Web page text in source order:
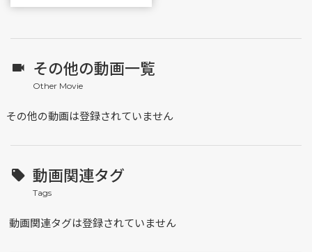
その他の動画一覧
その他の動画は登録されていません
動画関連タグ
動画関連タグは登録されていません